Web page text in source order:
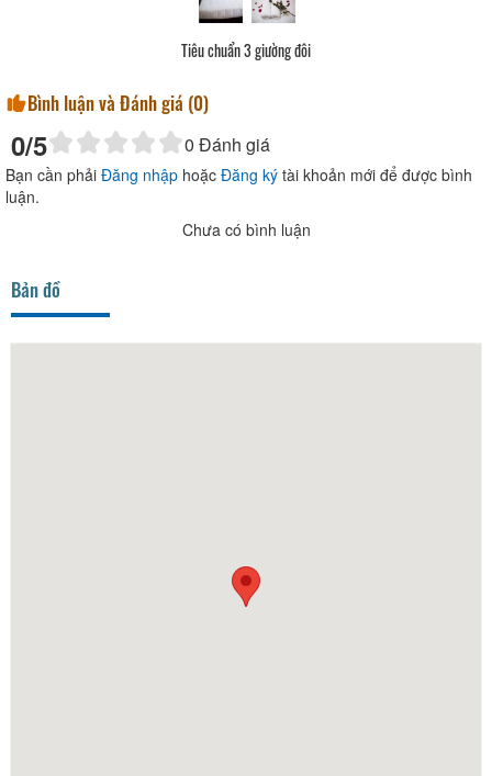
Tiêu chuẩn 3 giường đôi
Bình luận và Đánh giá (0)
0/5 0 Đánh giá
Bạn cần phải Đăng nhập hoặc Đăng ký tài khoản mới để được bình
luận.
Chưa có bình luận
Bản đồ